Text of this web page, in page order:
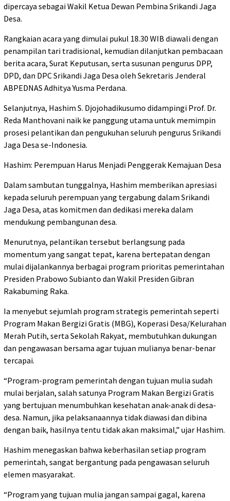
dipercaya sebagai Wakil Ketua Dewan Pembina Srikandi Jaga
Desa.
Rangkaian acara yang dimulai pukul 18.30 WIB diawali dengan
penampilan tari tradisional, kemudian dilanjutkan pembacaan
berita acara, Surat Keputusan, serta susunan pengurus DPP,
DPD, dan DPC Srikandi Jaga Desa oleh Sekretaris Jenderal
ABPEDNAS Adhitya Yusma Perdana.
Selanjutnya, Hashim S. Djojohadikusumo didampingi Prof. Dr.
Reda Manthovani naik ke panggung utama untuk memimpin
prosesi pelantikan dan pengukuhan seluruh pengurus Srikandi
Jaga Desa se-Indonesia.
Hashim: Perempuan Harus Menjadi Penggerak Kemajuan Desa
Dalam sambutan tunggalnya, Hashim memberikan apresiasi
kepada seluruh perempuan yang tergabung dalam Srikandi
Jaga Desa, atas komitmen dan dedikasi mereka dalam
mendukung pembangunan desa.
Menurutnya, pelantikan tersebut berlangsung pada
momentum yang sangat tepat, karena bertepatan dengan
mulai dijalankannya berbagai program prioritas pemerintahan
Presiden Prabowo Subianto dan Wakil Presiden Gibran
Rakabuming Raka.
Ia menyebut sejumlah program strategis pemerintah seperti
Program Makan Bergizi Gratis (MBG), Koperasi Desa/Kelurahan
Merah Putih, serta Sekolah Rakyat, membutuhkan dukungan
dan pengawasan bersama agar tujuan mulianya benar-benar
tercapai.
“Program-program pemerintah dengan tujuan mulia sudah
mulai berjalan, salah satunya Program Makan Bergizi Gratis
yang bertujuan menumbuhkan kesehatan anak-anak di desa-
desa. Namun, jika pelaksanaannya tidak diawasi dan dibina
dengan baik, hasilnya tentu tidak akan maksimal,” ujar Hashim.
Hashim menegaskan bahwa keberhasilan setiap program
pemerintah, sangat bergantung pada pengawasan seluruh
elemen masyarakat.
“Program yang tujuan mulia jangan sampai gagal, karena